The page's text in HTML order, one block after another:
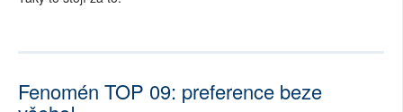
Fenomén TOP 09: preference beze